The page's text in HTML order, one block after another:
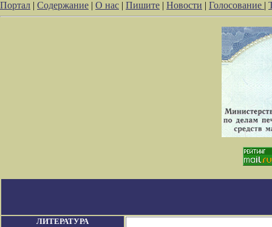
Портал | Содержание | О нас | Пишите | Новости | Голосование |
ЛИТЕРАТУРА